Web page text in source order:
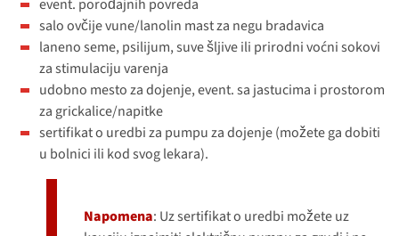
event. porođajnih povreda
salo ovčije vune/lanolin mast za negu bradavica
laneno seme, psilijum, suve šljive ili prirodni voćni sokovi
za stimulaciju varenja
udobno mesto za dojenje, event. sa jastucima i prostorom
za grickalice/napitke
sertifikat o uredbi za pumpu za dojenje (možete ga dobiti
u bolnici ili kod svog lekara).
Napomena: Uz sertifikat o uredbi možete uz